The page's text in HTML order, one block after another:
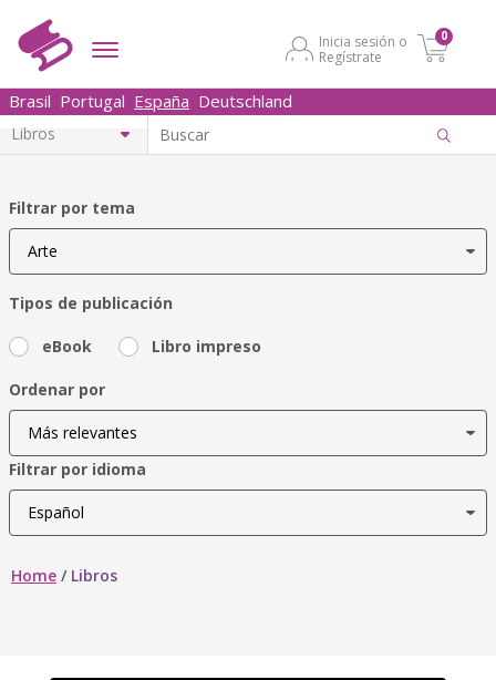
Inicia sesión o
Regístrate
0
Brasil Portugal España Deutschland
Filtrar por tema
Tipos de publicación
eBook Libro impreso
Ordenar por
Filtrar por idioma
Home / Libros